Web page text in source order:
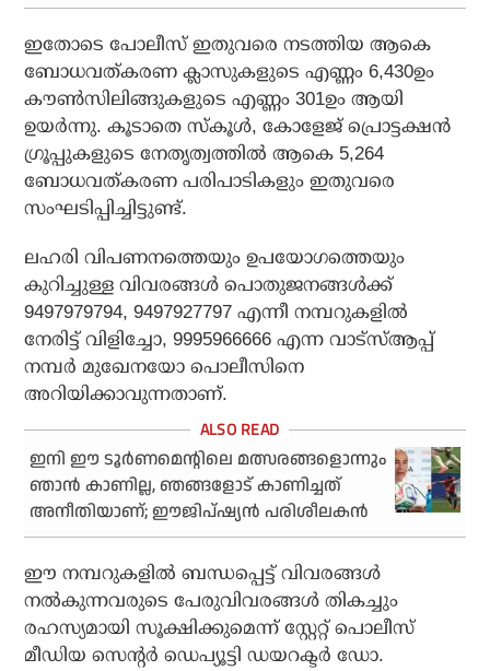
ഇതോടെ പോലീസ് ഇതുവരെ നടത്തിയ ആകെ
ബോധവത്കരണ ക്ലാസുകളുടെ എണ്ണം 6,430ഉം
കൗണ്‍സിലിങ്ങുകളുടെ എണ്ണം 301ഉം ആയി
ഉയര്‍ന്നു. കൂടാതെ സ്‌കൂള്‍, കോളേജ് പ്രൊട്ടക്ഷന്‍
ഗ്രൂപ്പുകളുടെ നേതൃത്വത്തില്‍ ആകെ 5,264
ബോധവത്കരണ പരിപാടികളും ഇതുവരെ
സംഘടിപ്പിച്ചിട്ടുണ്ട്.
ലഹരി വിപണനത്തെയും ഉപയോഗത്തെയും
കുറിച്ചുള്ള വിവരങ്ങള്‍ പൊതുജനങ്ങള്‍ക്ക്
9497979794, 9497927797 എന്നീ നമ്പറുകളില്‍
നേരിട്ട് വിളിച്ചോ, 9995966666 എന്ന വാട്‌സ്ആപ്പ്
നമ്പര്‍ മുഖേനയോ പൊലീസിനെ
അറിയിക്കാവുന്നതാണ്.
ഇനി ഈ ടൂര്‍ണമെന്റിലെ മത്സരങ്ങളൊന്നും
ഞാന്‍ കാണില്ല, ഞങ്ങളോട് കാണിച്ചത്
അനീതിയാണ്; ഈജിപ്ഷ്യന്‍ പരിശീലകന്‍
ഈ നമ്പറുകളില്‍ ബന്ധപ്പെട്ട് വിവരങ്ങള്‍
നല്‍കുന്നവരുടെ പേരുവിവരങ്ങള്‍ തികച്ചും
രഹസ്യമായി സൂക്ഷിക്കുമെന്ന് സ്റ്റേറ്റ് പൊലീസ്
മീഡിയ സെന്റര്‍ ഡെപ്യൂട്ടി ഡയറക്ടര്‍ ഡോ.